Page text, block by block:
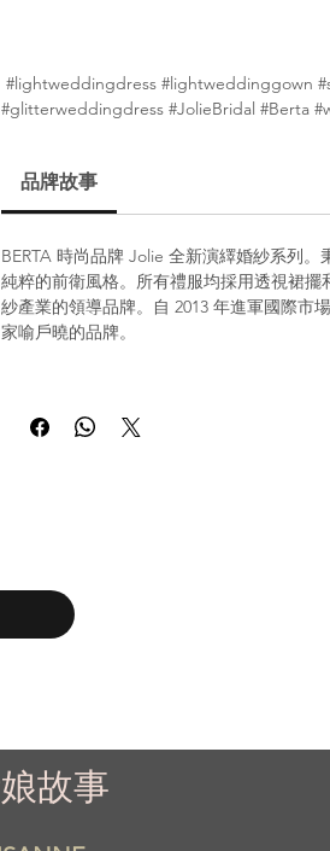
#lightweddingdress #lightweddinggown
#glitterweddingdress #JolieBridal #Berta
品牌故事
BERTA 時尚品牌 Jolie 全新演繹婚紗系列
純粹的前衛風格。所有禮服均採用透視裙擺
紗產業的領導品牌。自 2013 年進軍國際市
家喻戶曉的品牌。
故事